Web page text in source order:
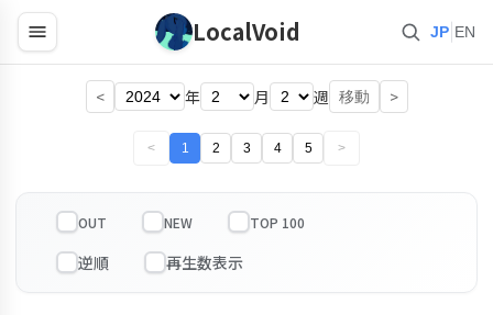
LocalVoid JP EN
< 年 月 週 移動 >
< 1 2 3 4 5 >
OUT NEW TOP 100